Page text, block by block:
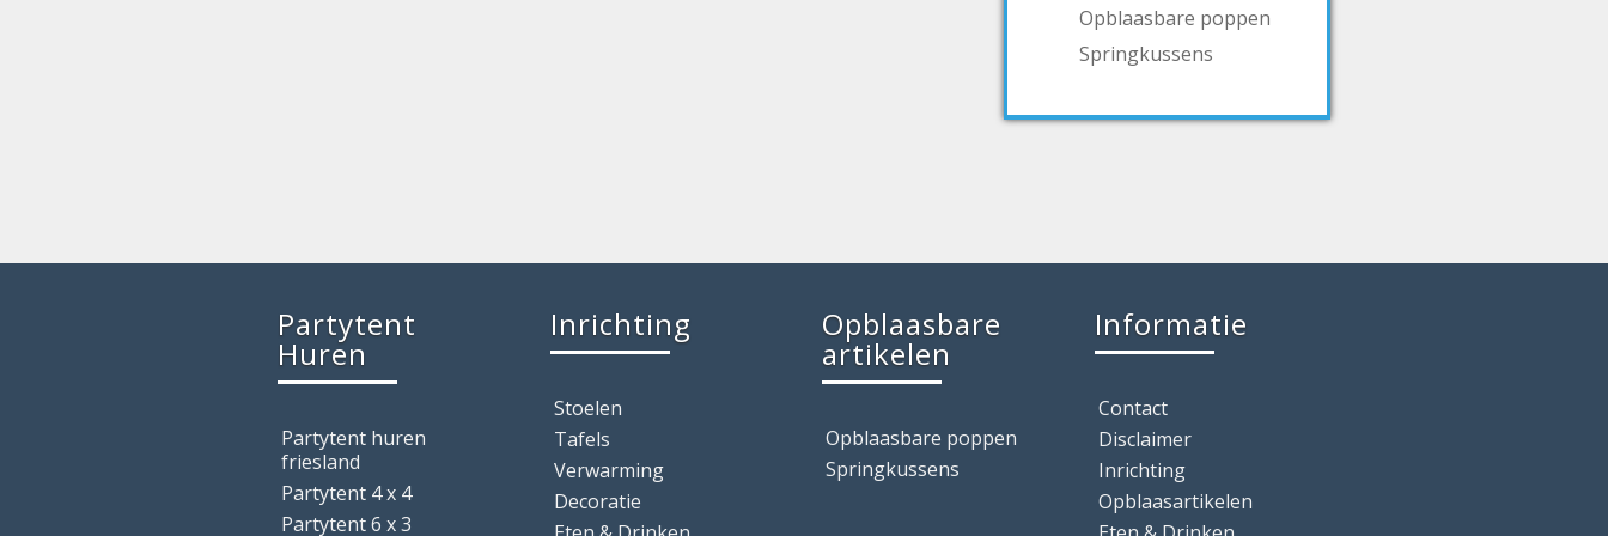
Opblaasbare poppen
Springkussens
Partytent
Huren
Partytent huren
friesland
Partytent 4 x 4
Partytent 6 x 3
Inrichting
Stoelen
Tafels
Verwarming
Decoratie
Opblaasbare
artikelen
Opblaasbare poppen
Springkussens
Informatie
Contact
Disclaimer
Inrichting
Opblaasartikelen